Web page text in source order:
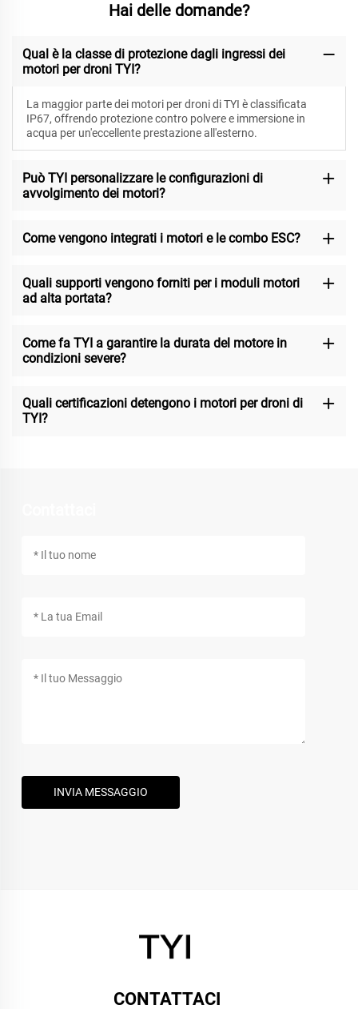
Hai delle domande?
Qual è la classe di protezione dagli ingressi dei
motori per droni TYI?
La maggior parte dei motori per droni di TYI è classificata
IP67, offrendo protezione contro polvere e immersione in
acqua per un'eccellente prestazione all'esterno.
Può TYI personalizzare le configurazioni di
avvolgimento dei motori?
Come vengono integrati i motori e le combo ESC?
Quali supporti vengono forniti per i moduli motori
ad alta portata?
Come fa TYI a garantire la durata del motore in
condizioni severe?
Quali certificazioni detengono i motori per droni di
TYI?
INVIA MESSAGGIO
CONTATTACI